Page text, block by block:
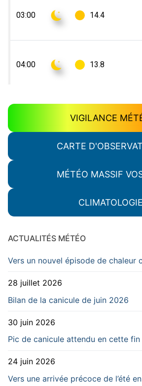
VIGILANCE
CARTE
MÉTÉO MASSIF
CLIMATOLOGIE
ACTUALITÉS MÉTÉO
Vers un nouvel épisode de chaleur
28 juillet 2026
Bilan de la canicule de juin 2026
30 juin 2026
Pic de canicule attendu en cette fin
24 juin 2026
Vers une arrivée précoce de l’été